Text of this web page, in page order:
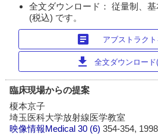
全文ダウンロード： 従量制、
(税込) です。
article アブストラク
download 全文ダウンロー
臨床現場からの提案
榎本京子
埼玉医科大学放射線医学教室
映像情報Medical 30 (6)354-354,